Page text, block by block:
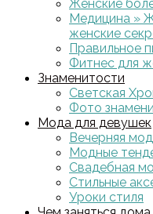
Женские
Медицина »
женские
Правильное
Фитнес для
Знаменитости
Светская
Фото
Мода для девушек
Вечерняя
Модные
Свадебная
Стильные
Уроки стиля